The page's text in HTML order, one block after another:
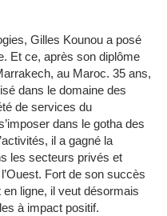
Gilles Kounou a posé
Et ce, après son diplôme
au Maroc. 35 ans,
dans le domaine des
de services du
dans le gotha des
il a gagné la
les secteurs privés et
Fort de son succès
ligne, il veut désormais
à impact positif.